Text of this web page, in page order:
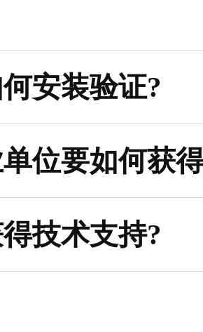
安装验证?
位要如何获
技术支持?